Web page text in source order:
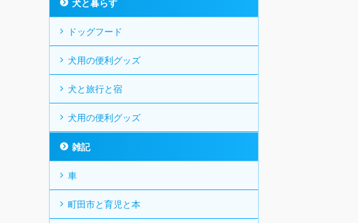
犬と暮らす
ドッグフード
犬用の便利グッズ
犬と旅行と宿
犬用の便利グッズ
雑記
車
町田市と育児と本